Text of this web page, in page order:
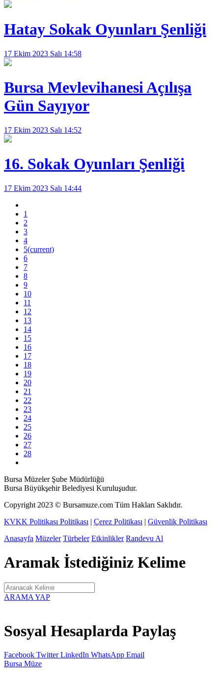
Hatay Sokak Oyunları Şenliği
17 Ekim 2023 Salı 14:58
Bursa Mevlevihanesi Açılışa
Gün Sayıyor
17 Ekim 2023 Salı 14:52
16. Sokak Oyunları Şenliği
17 Ekim 2023 Salı 14:44
1
2
3
4
5(current)
6
7
8
9
10
11
12
13
14
15
16
17
18
19
20
21
22
23
24
25
26
27
28
Bursa Müzeler Şube Müdürlüğü
Bursa Büyükşehir Belediyesi Kuruluşudur.
Copyright 2023 © Bursamuze.com Tüm Hakları Saklıdır.
KVKK Politikası Politikası | Çerez Politikası | Güvenlik Politikası
Anasayfa Müzeler Türbeler Etkinlikler Randevu Al
Aramak İstediğiniz Kelime
ARAMA YAP
Sosyal Hesaplarda Paylaş
Facebook Twitter LinkedIn WhatsApp Email
Bursa Müze